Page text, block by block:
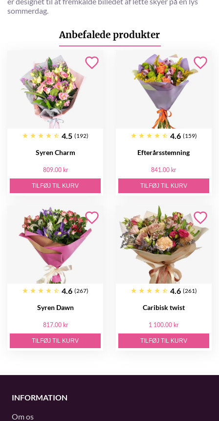
sommerdag.
Anbefalede produkter
4.5 (192)
Syren Charm
809.00 kr
TILFØJ TIL KURV
4.6 (159)
Efterårsstemning
841.00 kr
TILFØJ TIL KURV
4.6 (267)
Syren Dawn
817.00 kr
TILFØJ TIL KURV
4.6 (261)
Caribisk twist
1 100.00 kr
TILFØJ TIL KURV
INFORMATION
Om os